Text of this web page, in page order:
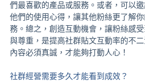
們最喜歡的產品或服務。或者，可以
他們的使用心得，讓其他粉絲更了解
務。總之，創造互動機會，讓粉絲感
與尊重，是提高社群貼文互動率的不
內容必須真誠，才能夠打動人心！
社群經營需要多久才能看到成效？